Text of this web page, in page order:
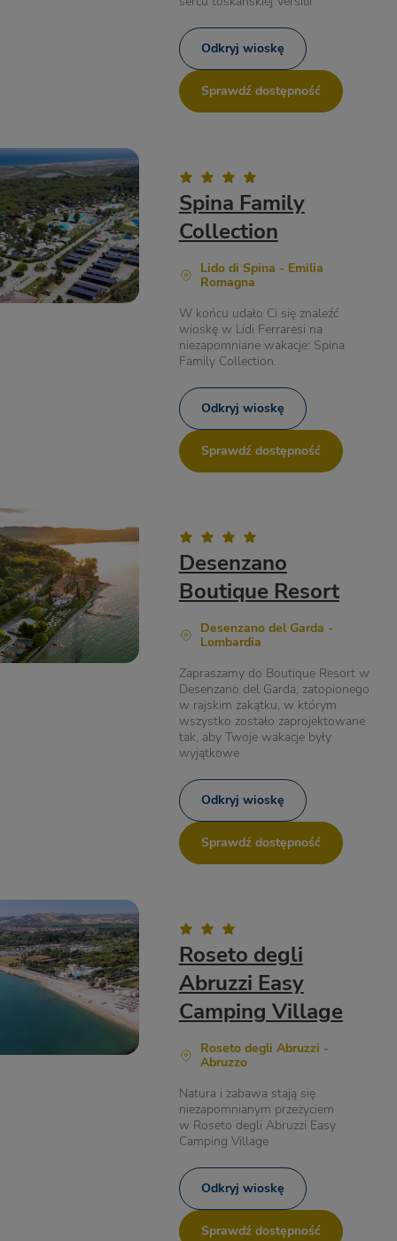
Odkryj wioskę
Sprawdź dostępność
Spina Family
Collection
Lido di Spina - Emilia
Romagna
W końcu udało Ci się znaleźć
wioskę w Lidi Ferraresi na
niezapomniane wakacje: Spina
Family Collection.
Odkryj wioskę
Sprawdź dostępność
Desenzano
Boutique Resort
Desenzano del Garda -
Lombardia
Zapraszamy do Boutique Resort w
Desenzano del Garda, zatopionego
w rajskim zakątku, w którym
wszystko zostało zaprojektowane
tak, aby Twoje wakacje były
wyjątkowe
Odkryj wioskę
Sprawdź dostępność
Roseto degli
Abruzzi Easy
Camping Village
Roseto degli Abruzzi -
Abruzzo
Natura i zabawa stają się
niezapomnianym przeżyciem
w Roseto degli Abruzzi Easy
Camping Village
Odkryj wioskę
Sprawdź dostępność